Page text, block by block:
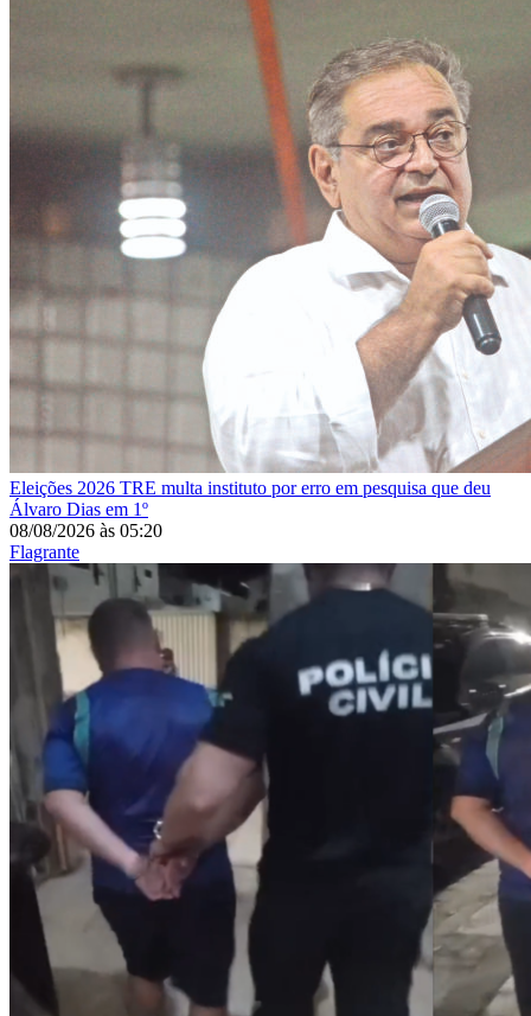
Eleições 2026 TRE multa instituto por erro em pesquisa que deu
Álvaro Dias em 1º
08/08/2026 às 05:20
Flagrante